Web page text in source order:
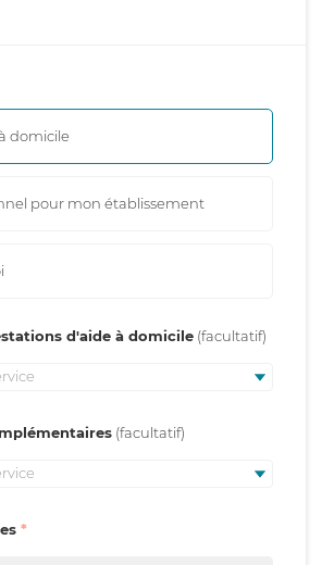
domicile
pour mon établissement
d'aide à domicile